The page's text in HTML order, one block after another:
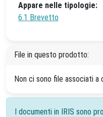
Appare nelle tipologie:
6.1 Brevetto
File in questo prodotto:
Non ci sono file associati
I documenti in IRIS sono